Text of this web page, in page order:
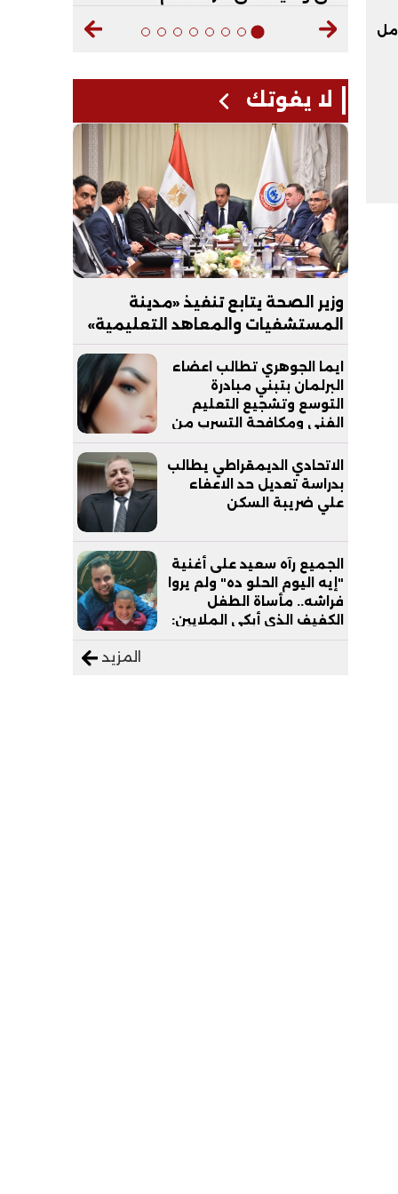
لا يفوتك
وزير الصحة يتابع تنفيذ «مدينة
المستشفيات والمعاهد التعليمية»
بالعاصمة الجديدة
ايما الجوهري تطالب اعضاء
البرلمان بتبني مبادرة
التوسع وتشجيع التعليم
الفني ومكافحة التسرب من
التعليم
الاتحادي الديمقراطي يطالب
بدراسة تعديل حد الاعفاء
علي ضريبة السكن
الجميع رآه سعيد على أغنية
"إيه اليوم الحلو ده" ولم يروا
فراشه.. مأساة الطفل
الكفيف الذي أبكى الملايين:
المزيد